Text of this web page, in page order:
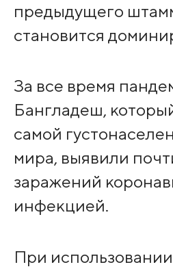
предыдущего
становится
За все время
Бангладеш,
самой
мира, выявили
заражений
инфекцией.
При